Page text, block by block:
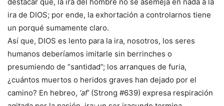
ira de DIOS; por ende, la exhortación a controlarnos tiene
un porqué sumamente claro.
Así que, DIOS es lento para la ira, nosotros, los seres
humanos deberíamos imitarle sin berrinches o
presumiendo de “santidad”; los arranques de furia,
¿cuántos muertos o heridos graves han dejado por el
camino? En hebreo, ‘af’ (Strong #639) expresa respiración